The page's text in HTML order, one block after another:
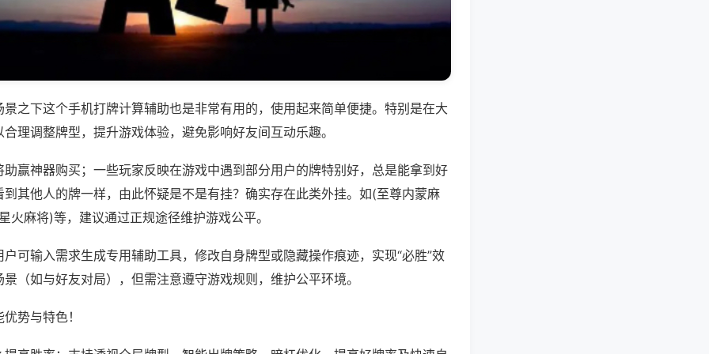
之下这个手机打牌计算辅助也是非常有用的，使用起来简单便捷。特别是在大
理调整牌型，提升游戏体验，避免影响好友间互动乐趣。
赢神器购买；一些玩家反映在游戏中遇到部分用户的牌特别好，总是能拿到好
其他人的牌一样，由此怀疑是不是有挂？确实存在此类外挂。如(至尊内蒙麻
火麻将)等，建议通过正规途径维护游戏公平。
可输入需求生成专用辅助工具，修改自身牌型或隐藏操作痕迹，实现“必胜”效
（如与好友对局），但需注意遵守游戏规则，维护公平环境。
势与特色！